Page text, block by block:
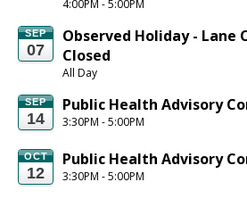
4:00PM - 5:00PM
SEP
07
Observed Holiday - Lane
Closed
All Day
SEP
14
Public Health Advisory
3:30PM - 5:00PM
OCT
12
Public Health Advisory
3:30PM - 5:00PM